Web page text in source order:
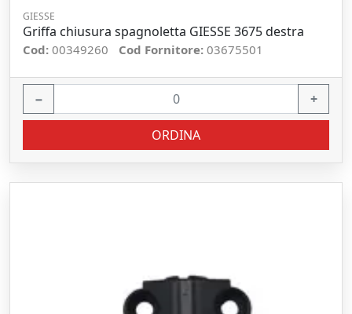
GIESSE
Griffa chiusura spagnoletta GIESSE 3675 destra
Cod: 00349260 Cod Fornitore: 03675501
− +
ORDINA